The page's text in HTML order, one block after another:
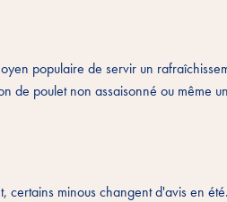
populaire de servir un
de poulet non assaisonné ou même
minous changent d'avis en